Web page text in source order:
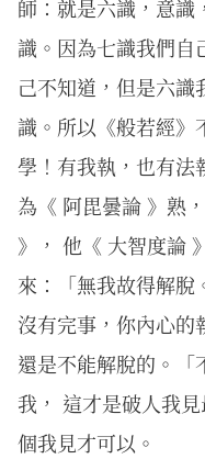
師：就是六識，意識
識。因為七識我們自
己不知道，但是六
識。所以《般若經》
學！有我執，也有法
為《 阿毘曇論 》熟
》， 他《 大智度論
來：「無我故得解脫
沒有完事，你內心的
還是不能解脫的。「
我， 這才是破人我
個我見才可以。